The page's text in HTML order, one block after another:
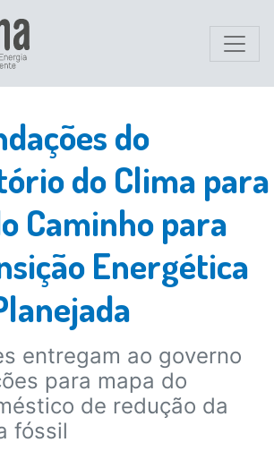
do
do Clima para
Caminho para
Energética
entregam ao governo
para mapa do
de redução da
fóssil